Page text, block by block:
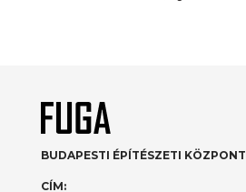
BUDAPESTI ÉPÍTÉSZETI KÖZPONT
CÍM: